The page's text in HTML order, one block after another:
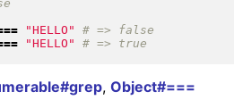
"HELLO "
"HELLO "
, Object#===